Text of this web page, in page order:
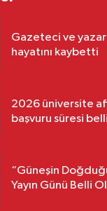
Gazeteci ve yazar
hayatını kaybetti
2026 üniversite
başvuru süresi
“Güneşin
Yayın Günü Belli